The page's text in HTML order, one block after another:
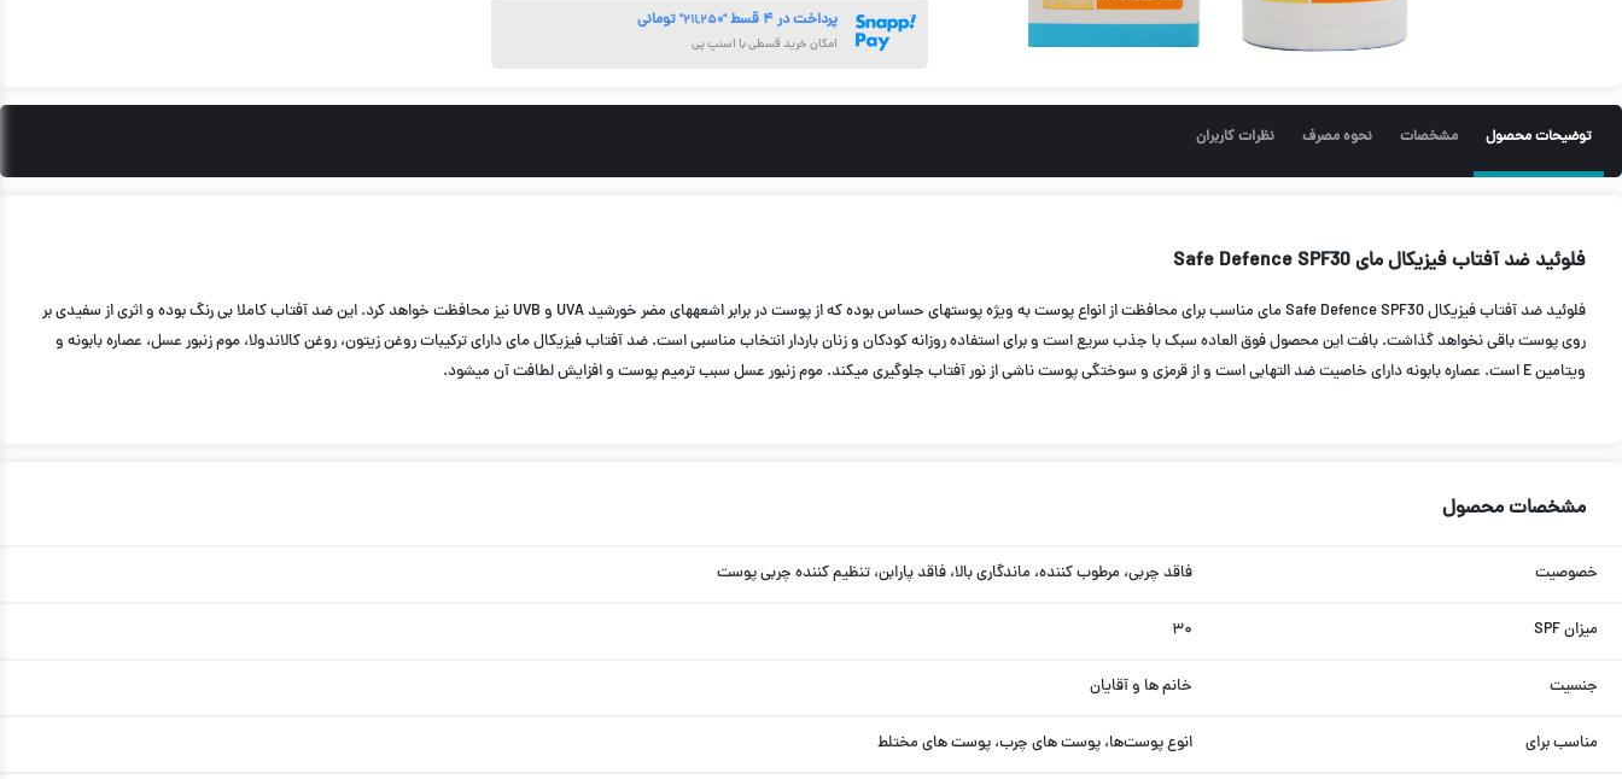
پرداخت در ۴ قسط "۲۱۱,۲۵۰" تومانی
امکان خرید قسطی با اسنپ پی
توضیحات محصول مشخصات نحوه مصرف نظرات کاربران
فلوئید ضد آفتاب فیزیکال مای Safe Defence SPF30
فلوئید ضد آفتاب فیزیکال Safe Defence SPF30 مای مناسب برای محافظت از انواع پوست به ویژه پوست‎های حساس بوده که از پوست در برابر اشعه‎های مضر خورشید UVA و UVB نیز محافظت خواهد کرد. این ضد آفتاب کاملا بی رنگ بوده و اثری از سفیدی بر
روی پوست باقی نخواهد گذاشت. بافت این محصول فوق العاده سبک با جذب سریع است و برای استفاده روزانه کودکان و زنان باردار انتخاب مناسبی است. ضد آفتاب فیزیکال مای دارای ترکیبات روغن زیتون، روغن کالاندولا، موم زنبور عسل، عصاره بابونه و
ویتامین E است. عصاره بابونه دارای خاصیت ضد التهابی است و از قرمزی و سوختگی پوست ناشی از نور آفتاب جلوگیری می‎‎کند. موم زنبور عسل سبب ترمیم پوست و افزایش لطافت آن می‎شود.
مشخصات محصول
خصوصیت فاقد چربی، مرطوب کننده، ماندگاری بالا، فاقد پارابن، تنظیم کننده چربی پوست
میزان SPF ۳۰
جنسیت خانم ها و آقایان
مناسب برای انوع پوست‌ها، پوست ها‌ی چرب، پوست ها‌ی مختلط